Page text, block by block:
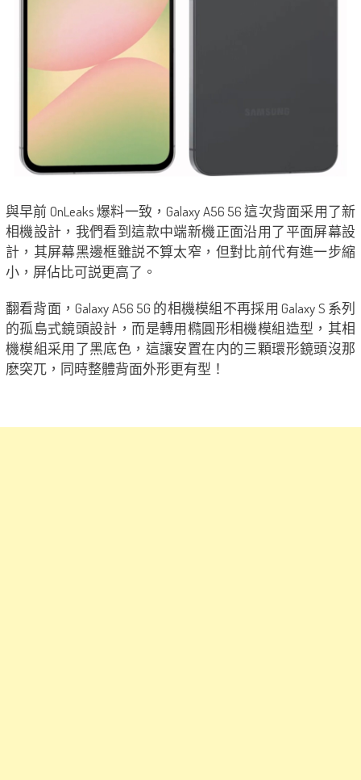
與早前 OnLeaks 爆料一致，Galaxy A56 56 這次背面采用了新
相機設計，我們看到這款中端新機正面沿用了平面屏幕設
計，其屏幕黑邊框雖説不算太窄，但對比前代有進一步縮
小，屏佔比可説更高了。
翻看背面，Galaxy A56 5G 的相機模組不再採用 Galaxy S 系列
的孤島式鏡頭設計，而是轉用橢圓形相機模組造型，其相
機模組采用了黑底色，這讓安置在内的三顆環形鏡頭沒那
麽突兀，同時整體背面外形更有型！